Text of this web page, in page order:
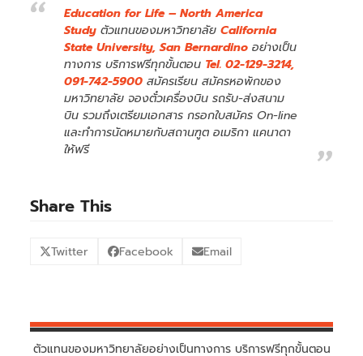
Education for Life – North America
StudyตัวแทนของมหาวิทยาลัยCalifornia
State University, San Bernardino อย่างเป็น
ทางการ บริการฟรีทุกขั้นตอน Tel. 02-129-3214,
091-742-5900 สมัครเรียน สมัครหอพักของ
มหาวิทยาลัย จองตั๋วเครื่องบิน รถรับ-ส่งสนาม
บิน รวมถึงเตรียมเอกสาร กรอกใบสมัคร On-line
และทำการนัดหมายกับสถานฑูต อเมริกา แคนาดา
ให้ฟรี
Share This
Twitter Facebook Email
ตัวแทนของมหาวิทยาลัยอย่างเป็นทางการ บริการฟรีทุกขั้นตอน